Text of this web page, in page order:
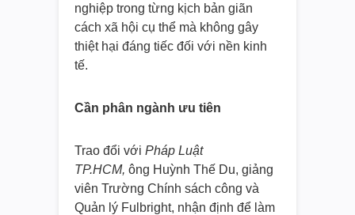
nghiệp trong từng kịch bản giãn
cách xã hội cụ thể mà không gây
thiệt hại đáng tiếc đối với nền kinh
tế.
Cần phân ngành ưu tiên
Trao đổi với Pháp Luật
TP.HCM, ông Huỳnh Thế Du, giảng
viên Trường Chính sách công và
Quản lý Fulbright, nhận định để làm